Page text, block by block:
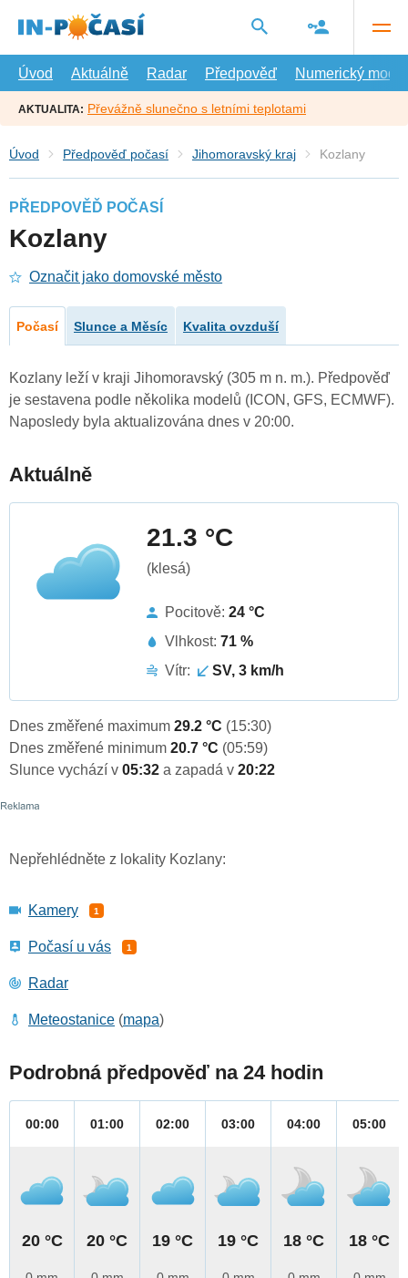
hlavní
Úvod
Aktuálně Radar Předpověď Numerický model
AKTUALITA: Převážně slunečno s letními teplotami
Úvod Předpověď počasí Jihomoravský kraj Kozlany
PŘEDPOVĚĎ POČASÍ
Kozlany
Označit jako domovské město
Počasí Slunce a Měsíc Kvalita ovzduší
Kozlany leží v kraji Jihomoravský (305 m n. m.). Předpověď
je sestavena podle několika modelů (ICON, GFS, ECMWF).
Naposledy byla aktualizována dnes v 20:00.
Aktuálně
21.3 °C
(klesá)
Pocitově: 24 °C
Vlhkost: 71 %
Vítr:
SV, 3 km/h
Dnes změřené maximum 29.2 °C (15:30)
Dnes změřené minimum 20.7 °C (05:59)
Slunce vychází v 05:32 a zapadá v 20:22
Nepřehlédněte z lokality Kozlany:
Kamery 1
Počasí u vás 1
Radar
Meteostanice (mapa)
Podrobná předpověď na 24 hodin
00:00
20 °C
01:00
20 °C
02:00
19 °C
03:00
19 °C
04:00
18 °C
05:00
18 °C